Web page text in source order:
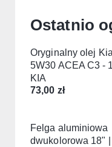
Ostatnio
Oryginalny olej Kia
5W30 ACEA C3 - 1
KIA
73,00 zł
Felga aluminiowa
dwukolorowa 18" |